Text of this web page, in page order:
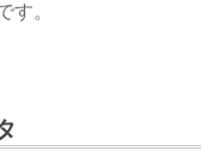
す。